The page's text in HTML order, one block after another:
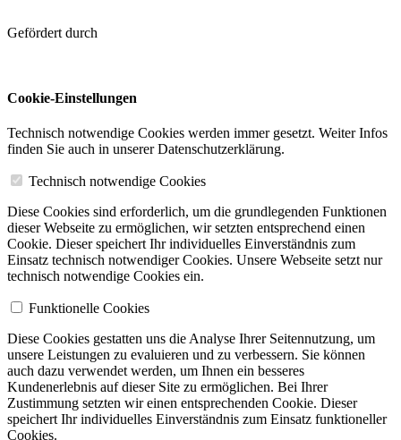
Gefördert durch
Cookie-Einstellungen
Technisch notwendige Cookies werden immer gesetzt. Weiter Infos
finden Sie auch in unserer Datenschutzerklärung.
Technisch notwendige Cookies
Diese Cookies sind erforderlich, um die grundlegenden Funktionen
dieser Webseite zu ermöglichen, wir setzten entsprechend einen
Cookie. Dieser speichert Ihr individuelles Einverständnis zum
Einsatz technisch notwendiger Cookies. Unsere Webseite setzt nur
technisch notwendige Cookies ein.
Funktionelle Cookies
Diese Cookies gestatten uns die Analyse Ihrer Seitennutzung, um
unsere Leistungen zu evaluieren und zu verbessern. Sie können
auch dazu verwendet werden, um Ihnen ein besseres
Kundenerlebnis auf dieser Site zu ermöglichen. Bei Ihrer
Zustimmung setzten wir einen entsprechenden Cookie. Dieser
speichert Ihr individuelles Einverständnis zum Einsatz funktioneller
Cookies.